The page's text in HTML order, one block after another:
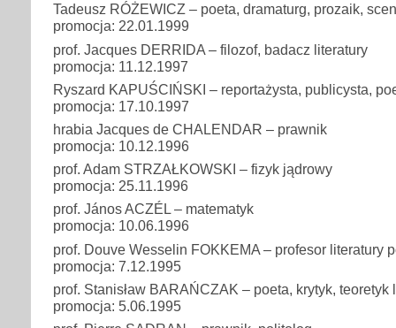
Tadeusz RÓŻEWICZ – poeta, dramaturg, prozaik,
promocja: 22.01.1999
prof. Jacques DERRIDA – filozof, badacz literatury
promocja: 11.12.1997
Ryszard KAPUŚCIŃSKI – reportażysta, publicysta,
promocja: 17.10.1997
hrabia Jacques de CHALENDAR – prawnik
promocja: 10.12.1996
prof. Adam STRZAŁKOWSKI – fizyk jądrowy
promocja: 25.11.1996
prof. János ACZÉL – matematyk
promocja: 10.06.1996
prof. Douve Wesselin FOKKEMA – profesor literatury
promocja: 7.12.1995
prof. Stanisław BARAŃCZAK – poeta, krytyk, teoretyk
promocja: 5.06.1995